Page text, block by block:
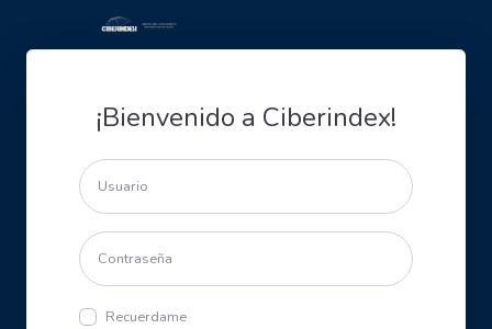
¡Bienvenido a Ciberindex!
Recuerdame